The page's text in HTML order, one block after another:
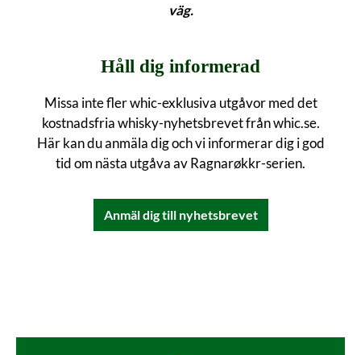
väg.
Håll dig informerad
Missa inte fler whic-exklusiva utgåvor med det
kostnadsfria whisky-nyhetsbrevet från whic.se.
Här kan du anmäla dig och vi informerar dig i god
tid om nästa utgåva av Ragnarøkkr-serien.
Anmäl dig till nyhetsbrevet